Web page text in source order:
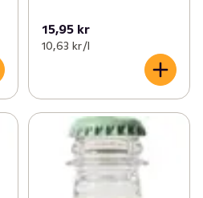
15,95 kr
10,63 kr /l